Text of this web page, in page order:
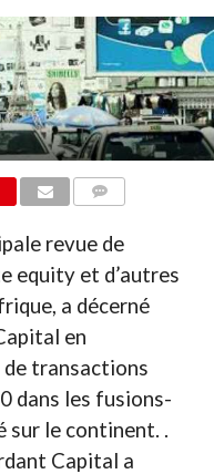
revue de
equity et d’autres
a décerné
en
de transactions
dans les fusions-
sur le continent. .
Capital a